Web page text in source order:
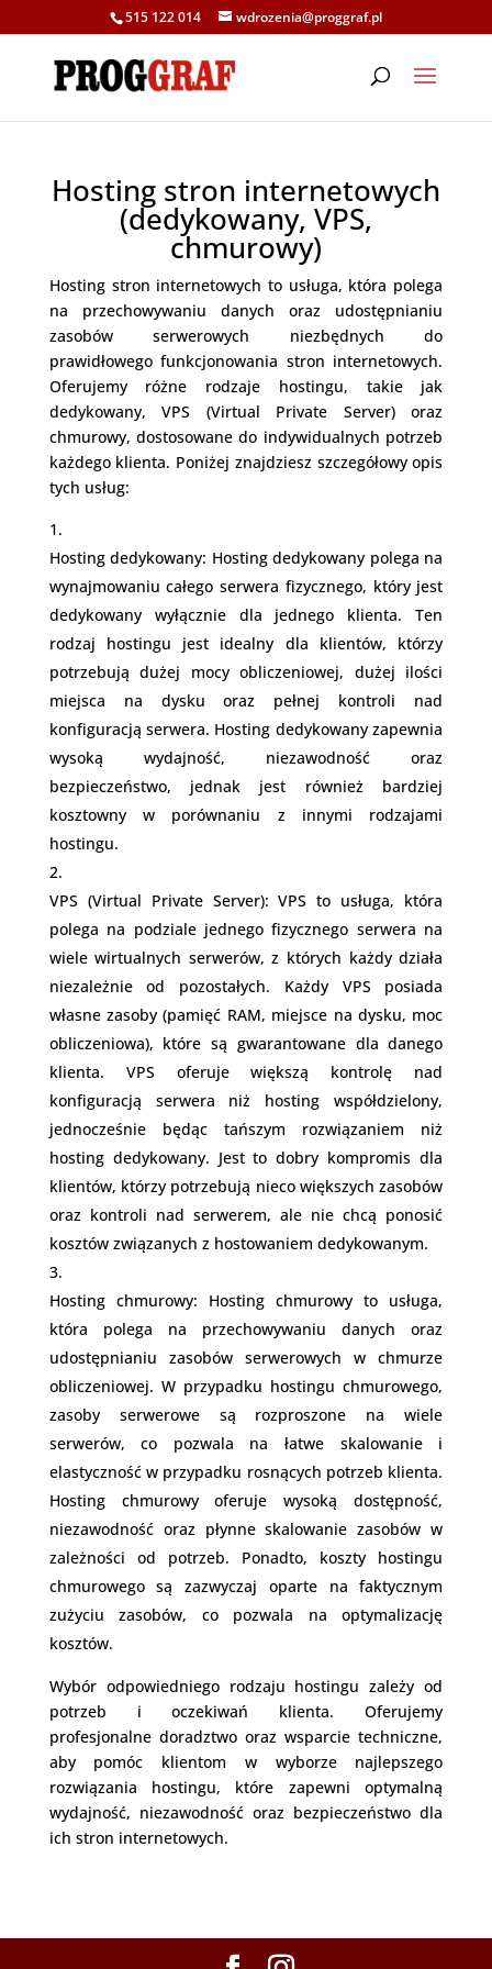
515 122 014 wdrozenia@proggraf.pl
Hosting stron internetowych
(dedykowany, VPS,
chmurowy)
Hosting stron internetowych to usługa, która polega
na przechowywaniu danych oraz udostępnianiu
zasobów serwerowych niezbędnych do
prawidłowego funkcjonowania stron internetowych.
Oferujemy różne rodzaje hostingu, takie jak
dedykowany, VPS (Virtual Private Server) oraz
chmurowy, dostosowane do indywidualnych potrzeb
każdego klienta. Poniżej znajdziesz szczegółowy opis
tych usług:
Hosting dedykowany: Hosting dedykowany polega na
wynajmowaniu całego serwera fizycznego, który jest
dedykowany wyłącznie dla jednego klienta. Ten
rodzaj hostingu jest idealny dla klientów, którzy
potrzebują dużej mocy obliczeniowej, dużej ilości
miejsca na dysku oraz pełnej kontroli nad
konfiguracją serwera. Hosting dedykowany zapewnia
wysoką wydajność, niezawodność oraz
bezpieczeństwo, jednak jest również bardziej
kosztowny w porównaniu z innymi rodzajami
hostingu.
VPS (Virtual Private Server): VPS to usługa, która
polega na podziale jednego fizycznego serwera na
wiele wirtualnych serwerów, z których każdy działa
niezależnie od pozostałych. Każdy VPS posiada
własne zasoby (pamięć RAM, miejsce na dysku, moc
obliczeniowa), które są gwarantowane dla danego
klienta. VPS oferuje większą kontrolę nad
konfiguracją serwera niż hosting współdzielony,
jednocześnie będąc tańszym rozwiązaniem niż
hosting dedykowany. Jest to dobry kompromis dla
klientów, którzy potrzebują nieco większych zasobów
oraz kontroli nad serwerem, ale nie chcą ponosić
kosztów związanych z hostowaniem dedykowanym.
Hosting chmurowy: Hosting chmurowy to usługa,
która polega na przechowywaniu danych oraz
udostępnianiu zasobów serwerowych w chmurze
obliczeniowej. W przypadku hostingu chmurowego,
zasoby serwerowe są rozproszone na wiele
serwerów, co pozwala na łatwe skalowanie i
elastyczność w przypadku rosnących potrzeb klienta.
Hosting chmurowy oferuje wysoką dostępność,
niezawodność oraz płynne skalowanie zasobów w
zależności od potrzeb. Ponadto, koszty hostingu
chmurowego są zazwyczaj oparte na faktycznym
zużyciu zasobów, co pozwala na optymalizację
kosztów.
Wybór odpowiedniego rodzaju hostingu zależy od
potrzeb i oczekiwań klienta. Oferujemy
profesjonalne doradztwo oraz wsparcie techniczne,
aby pomóc klientom w wyborze najlepszego
rozwiązania hostingu, które zapewni optymalną
wydajność, niezawodność oraz bezpieczeństwo dla
ich stron internetowych.